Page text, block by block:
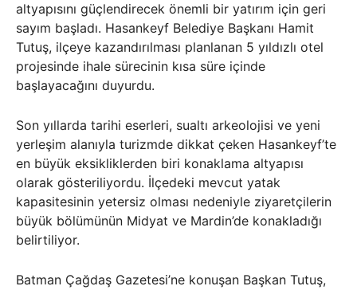
altyapısını güçlendirecek önemli bir yatırım için geri
sayım başladı. Hasankeyf Belediye Başkanı Hamit
Tutuş, ilçeye kazandırılması planlanan 5 yıldızlı otel
projesinde ihale sürecinin kısa süre içinde
başlayacağını duyurdu.
Son yıllarda tarihi eserleri, sualtı arkeolojisi ve yeni
yerleşim alanıyla turizmde dikkat çeken Hasankeyf’te
en büyük eksikliklerden biri konaklama altyapısı
olarak gösteriliyordu. İlçedeki mevcut yatak
kapasitesinin yetersiz olması nedeniyle ziyaretçilerin
büyük bölümünün Midyat ve Mardin’de konakladığı
belirtiliyor.
Batman Çağdaş Gazetesi’ne konuşan Başkan Tutuş,